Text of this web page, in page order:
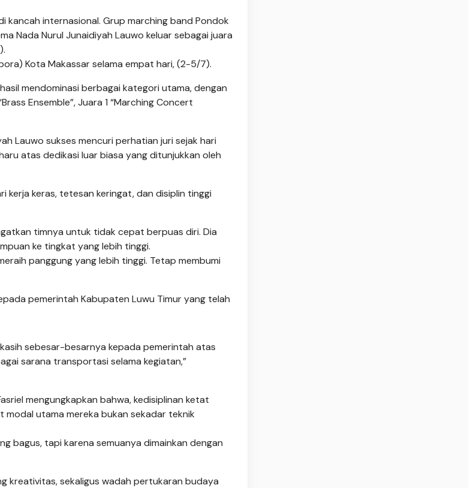
kancah internasional. Grup marching band Pondok
Nada Nurul Junaidiyah Lauwo keluar sebagai juara
Kota Makassar selama empat hari, (2-5/7).
mendominasi berbagai kategori utama, dengan
Ensemble”, Juara 1 “Marching Concert
Lauwo sukses mencuri perhatian juri sejak hari
atas dedikasi luar biasa yang ditunjukkan oleh
kerja keras, tetesan keringat, dan disiplin tinggi
timnya untuk tidak cepat berpuas diri. Dia
ke tingkat yang lebih tinggi.
panggung yang lebih tinggi. Tetap membumi
pemerintah Kabupaten Luwu Timur yang telah
sebesar-besarnya kepada pemerintah atas
sarana transportasi selama kegiatan,”
mengungkapkan bahwa, kedisiplinan ketat
modal utama mereka bukan sekadar teknik
bagus, tapi karena semuanya dimainkan dengan
kreativitas, sekaligus wadah pertukaran budaya